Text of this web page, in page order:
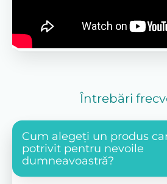
Întrebări
Cum alegeți un produs
potrivit pentru nevoile
dumneavoastră?